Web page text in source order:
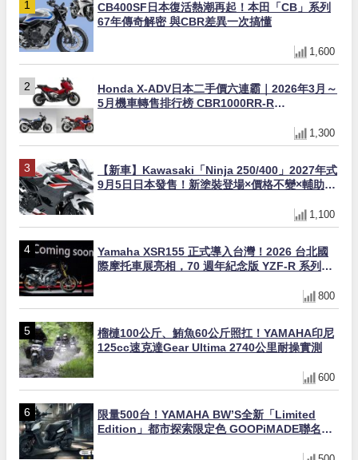
CB400SF日本復活熱潮再起！本田「CB」系列
67年傳奇解密 與CBR差異一次搞懂
1,600
Honda X-ADV日本二手價六連霸｜2026年3月～
5月機車轉售排行榜 CBR1000RR-R
1,300
【新車】Kawasaki「Ninja 250/400」2027年式
9月5日日本發售！新塗裝登場×價格不變×輔助滑
1,100
Yamaha XSR155 正式導入台灣！2026 台北國
際摩托車展亮相，70 週年紀念版 YZF-R 系列限
800
榴槤100公斤、鮪魚60公斤照扛！YAMAHA印尼
125cc速克達Gear Ultima 2740公里耐操實測
600
限量500台！YAMAHA BW’S全新「Limited
Edition」都市探索限定色 GOOPiMADE聯名包